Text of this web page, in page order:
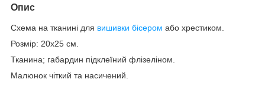
Опис
Схема на тканині для вишивки бісером або хрестиком.
Розмір: 20х25 см.
Тканина; габардин підклеїний флізеліном.
Малюнок чіткий та насичений.